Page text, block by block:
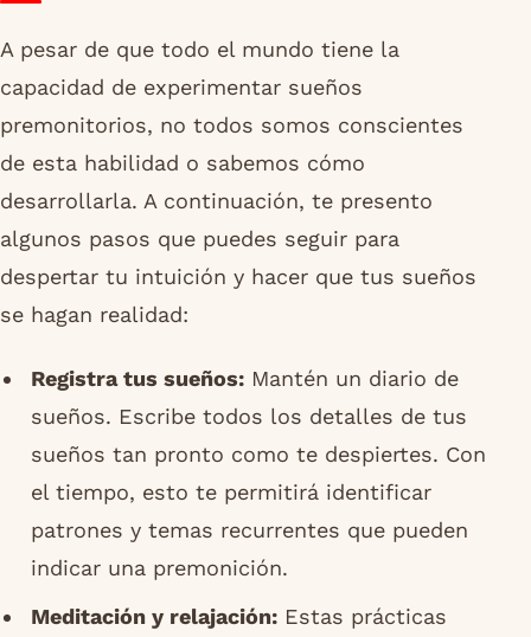
A pesar de que todo el mundo tiene la
capacidad de experimentar sueños
premonitorios, no todos somos conscientes
de esta habilidad o sabemos cómo
desarrollarla. A continuación, te presento
algunos pasos que puedes seguir para
despertar tu intuición y hacer que tus sueños
se hagan realidad:
Registra tus sueños:Mantén un diario de
sueños. Escribe todos los detalles de tus
sueños tan pronto como te despiertes. Con
el tiempo, esto te permitirá identificar
patrones y temas recurrentes que pueden
indicar una premonición.
Meditación y relajación:Estas prácticas